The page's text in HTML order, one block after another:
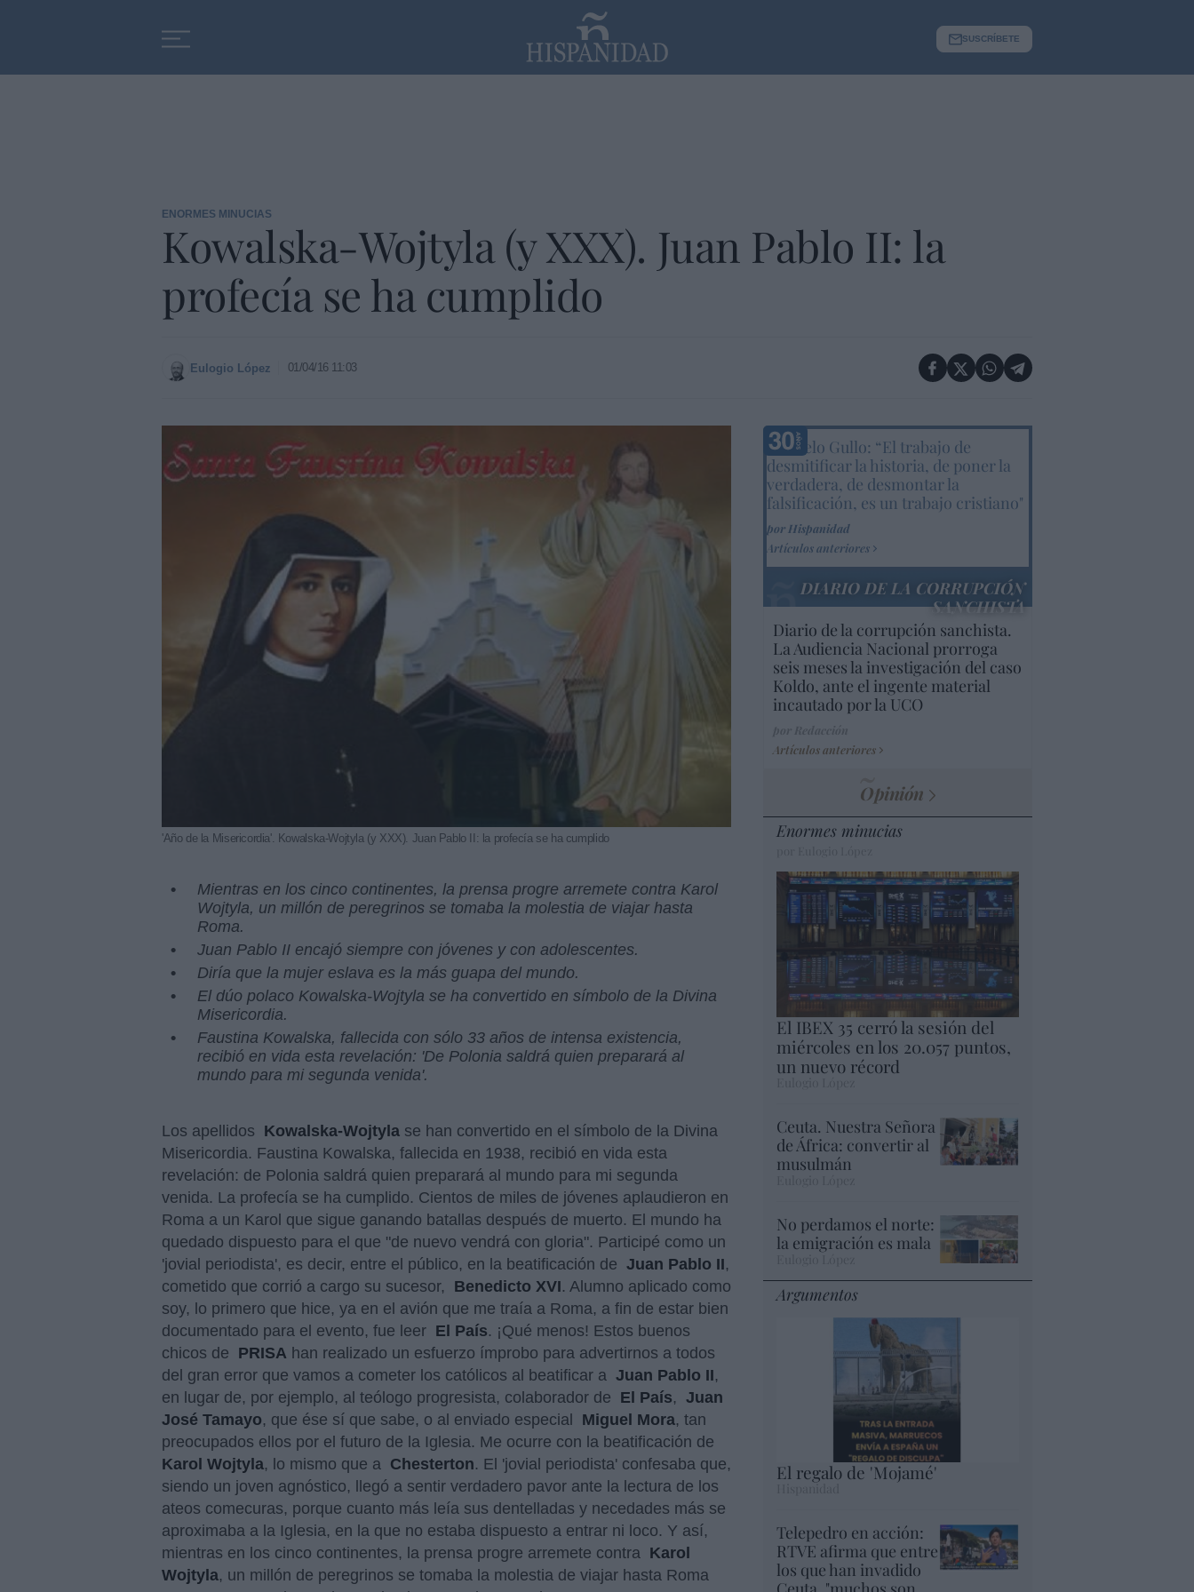
SUSCRÍBETE
ENORMES MINUCIAS
Kowalska-Wojtyla (y XXX). Juan Pablo II: la
profecía se ha cumplido
Eulogio López 01/04/16 11:03
'Año de la Misericordia'. Kowalska-Wojtyla (y XXX). Juan Pablo II: la profecía se ha cumplido
Mientras en los cinco continentes, la prensa progre arremete contra Karol
Wojtyla, un millón de peregrinos se tomaba la molestia de viajar hasta
Roma.
Juan Pablo II encajó siempre con jóvenes y con adolescentes.
Diría que la mujer eslava es la más guapa del mundo.
El dúo polaco Kowalska-Wojtyla se ha convertido en símbolo de la Divina
Misericordia.
Faustina Kowalska, fallecida con sólo 33 años de intensa existencia,
recibió en vida esta revelación: 'De Polonia saldrá quien preparará al
mundo para mi segunda venida'.
Los apellidos Kowalska-Wojtyla se han convertido en el símbolo de la Divina
Misericordia. Faustina Kowalska, fallecida en 1938, recibió en vida esta
revelación: de Polonia saldrá quien preparará al mundo para mi segunda
venida. La profecía se ha cumplido. Cientos de miles de jóvenes aplaudieron en
Roma a un Karol que sigue ganando batallas después de muerto. El mundo ha
quedado dispuesto para el que "de nuevo vendrá con gloria". Participé como un
'jovial periodista', es decir, entre el público, en la beatificación de Juan Pablo II,
cometido que corrió a cargo su sucesor,
Benedicto XVI. Alumno aplicado como
soy, lo primero que hice, ya en el avión que me traía a Roma, a fin de estar bien
documentado para el evento, fue leer El País. ¡Qué menos! Estos buenos
chicos de PRISA han realizado un esfuerzo ímprobo para advertirnos a todos
del gran error que vamos a cometer los católicos al beatificar a Juan Pablo II,
en lugar de, por ejemplo, al teólogo progresista, colaborador de El País, Juan
José Tamayo, que ése sí que sabe, o al enviado especial Miguel Mora, tan
preocupados ellos por el futuro de la Iglesia. Me ocurre con la beatificación de
Karol Wojtyla, lo mismo que a Chesterton. El 'jovial periodista' confesaba que,
siendo un joven agnóstico, llegó a sentir verdadero pavor ante la lectura de los
ateos comecuras, porque cuanto más leía sus dentelladas y necedades más se
aproximaba a la Iglesia, en la que no estaba dispuesto a entrar ni loco. Y así,
mientras en los cinco continentes, la prensa progre arremete contra Karol
Wojtyla, un millón de peregrinos se tomaba la molestia de viajar hasta Roma
Marcelo Gullo: “El trabajo de
desmitificar la historia, de poner la
verdadera, de desmontar la
falsificación, es un trabajo cristiano"
por Hispanidad
Artículos anteriores
DIARIO DE LA CORRUPCIÓN
SANCHISTA
Diario de la corrupción sanchista.
La Audiencia Nacional prorroga
seis meses la investigación del caso
Koldo, ante el ingente material
incautado por la UCO
Artículos anteriores
Opinión
Enormes minucias
El IBEX 35 cerró la sesión del
miércoles en los 20.057 puntos,
un nuevo récord
Ceuta. Nuestra Señora
de África: convertir al
musulmán
No perdamos el norte:
la emigración es mala
Argumentos
El regalo de 'Mojamé'
Telepedro en acción:
RTVE afirma que entre
los que han invadido